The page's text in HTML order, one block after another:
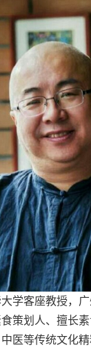
学客座教授，
策划人、擅长
医等传统文化